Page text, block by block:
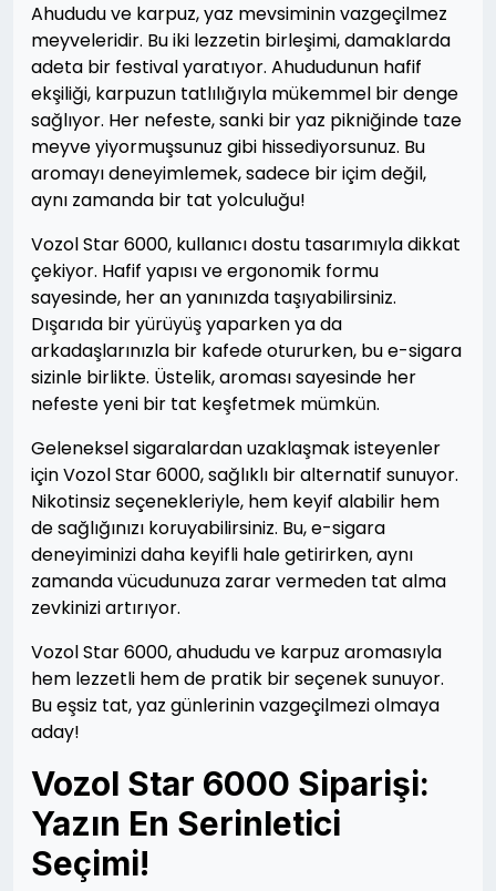
Ahududu ve karpuz, yaz mevsiminin vazgeçilmez
meyveleridir. Bu iki lezzetin birleşimi, damaklarda
adeta bir festival yaratıyor. Ahududunun hafif
ekşiliği, karpuzun tatlılığıyla mükemmel bir denge
sağlıyor. Her nefeste, sanki bir yaz pikniğinde taze
meyve yiyormuşsunuz gibi hissediyorsunuz. Bu
aromayı deneyimlemek, sadece bir içim değil,
aynı zamanda bir tat yolculuğu!
Vozol Star 6000, kullanıcı dostu tasarımıyla dikkat
çekiyor. Hafif yapısı ve ergonomik formu
sayesinde, her an yanınızda taşıyabilirsiniz.
Dışarıda bir yürüyüş yaparken ya da
arkadaşlarınızla bir kafede otururken, bu e-sigara
sizinle birlikte. Üstelik, aroması sayesinde her
nefeste yeni bir tat keşfetmek mümkün.
Geleneksel sigaralardan uzaklaşmak isteyenler
için Vozol Star 6000, sağlıklı bir alternatif sunuyor.
Nikotinsiz seçenekleriyle, hem keyif alabilir hem
de sağlığınızı koruyabilirsiniz. Bu, e-sigara
deneyiminizi daha keyifli hale getirirken, aynı
zamanda vücudunuza zarar vermeden tat alma
zevkinizi artırıyor.
Vozol Star 6000, ahududu ve karpuz aromasıyla
hem lezzetli hem de pratik bir seçenek sunuyor.
Bu eşsiz tat, yaz günlerinin vazgeçilmezi olmaya
aday!
Vozol Star 6000 Siparişi:
Yazın En Serinletici
Seçimi!